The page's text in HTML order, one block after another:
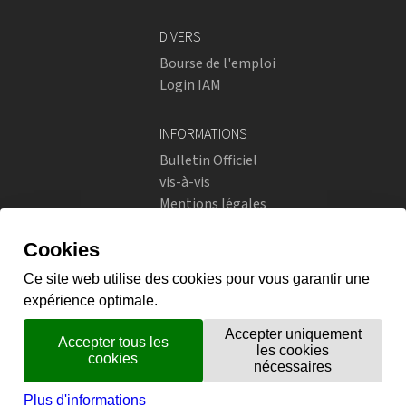
DIVERS
Bourse de l'emploi
Login IAM
INFORMATIONS
Bulletin Officiel
vis-à-vis
Mentions légales
Instagram
flickr